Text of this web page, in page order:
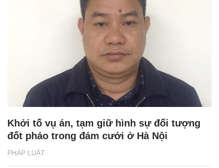
PHÁP LUẬT
Khởi tố vụ án, tạm giữ hình sự đối tượng
đốt pháo trong đám cưới ở Hà Nội